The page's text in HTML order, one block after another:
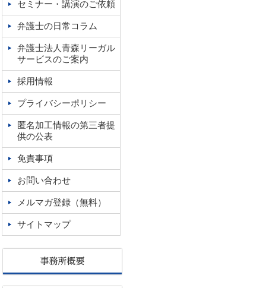
セミナー・講演のご依頼
弁護士の日常コラム
弁護士法人青森リーガル
サービスのご案内
採用情報
プライバシーポリシー
匿名加工情報の第三者提
供の公表
免責事項
お問い合わせ
メルマガ登録（無料）
サイトマップ